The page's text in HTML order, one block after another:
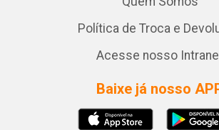
Política de Troca e
Acesse nosso
Baixe já nosso